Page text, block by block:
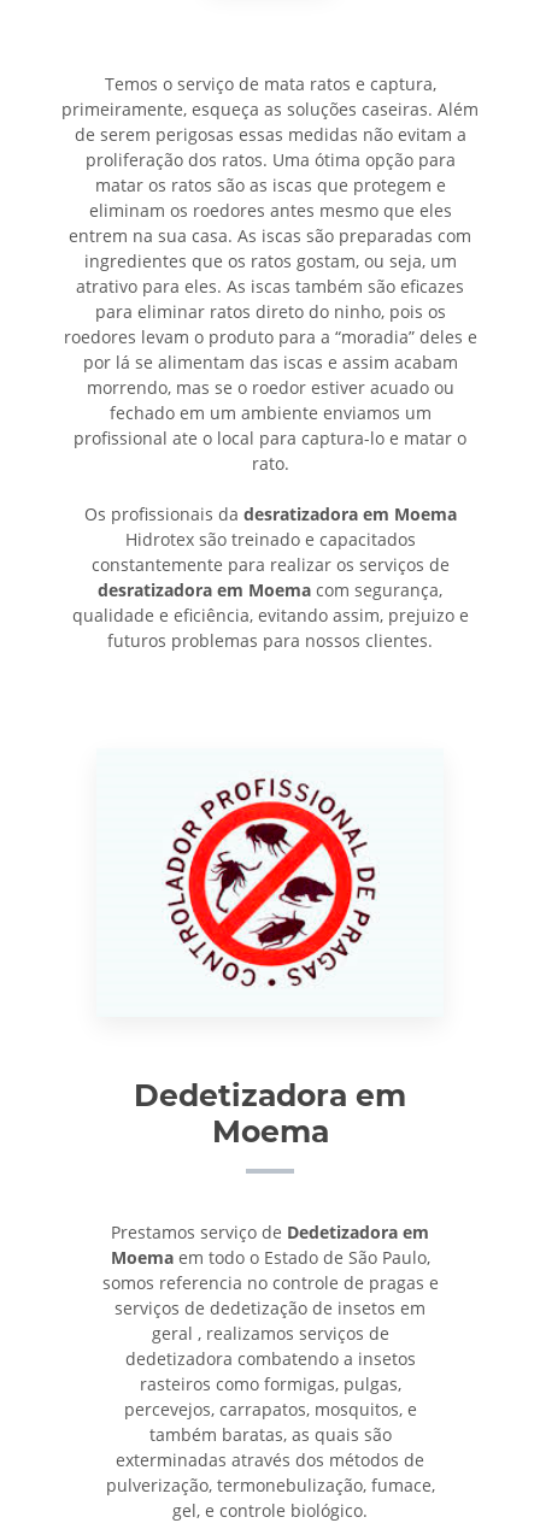
Temos o serviço de mata ratos e captura,
primeiramente, esqueça as soluções caseiras. Além
de serem perigosas essas medidas não evitam a
proliferação dos ratos. Uma ótima opção para
matar os ratos são as iscas que protegem e
eliminam os roedores antes mesmo que eles
entrem na sua casa. As iscas são preparadas com
ingredientes que os ratos gostam, ou seja, um
atrativo para eles. As iscas também são eficazes
para eliminar ratos direto do ninho, pois os
roedores levam o produto para a “moradia” deles e
por lá se alimentam das iscas e assim acabam
morrendo, mas se o roedor estiver acuado ou
fechado em um ambiente enviamos um
profissional ate o local para captura-lo e matar o
rato.
Os profissionais da desratizadora em Moema
Hidrotex são treinado e capacitados
constantemente para realizar os serviços de
desratizadora em Moema com segurança,
qualidade e eficiência, evitando assim, prejuizo e
futuros problemas para nossos clientes.
Dedetizadora em
Moema
Prestamos serviço de Dedetizadora em
Moemaem todo o Estado de São Paulo,
somos referencia no controle de pragas e
serviços de dedetização de insetos em
geral , realizamos serviços de
dedetizadora combatendo a insetos
rasteiros como formigas, pulgas,
percevejos, carrapatos, mosquitos, e
também baratas, as quais são
exterminadas através dos métodos de
pulverização, termonebulização, fumace,
gel, e controle biológico.